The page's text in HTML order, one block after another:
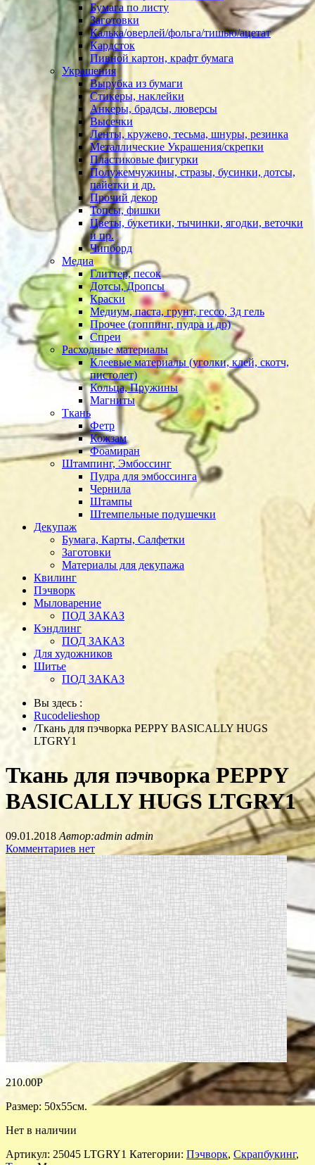
Бумага по листу
Заготовки
Калька/оверлей/фольга/тишью/ацетат
Кардсток
Пивной картон, крафт бумага
Украшения
Вырубка из бумаги
Стикеры, наклейки
Анкеры, брадсы, люверсы
Высечки
Ленты, кружево, тесьма, шнуры, резинка
Металлические Украшения/скрепки
Пластиковые фигурки
Полужемчужины, стразы, бусинки, дотсы,
пайетки и др.
Прочий декор
Топсы, фишки
Цветы, букетики, тычинки, ягодки, веточки
и пр.
Чипборд
Медиа
Глиттер, песок
Дотсы, Дропсы
Краски
Медиум, паста, грунт, гессо, 3д гель
Прочее (топпинг, пудра и др)
Спреи
Расходные материалы
Клеевые материалы (уголки, клей, скотч,
пистолет)
Кольца, Пружины
Магниты
Ткань
Фетр
Кожзам
Фоамиран
Штампинг, Эмбоссинг
Пудра для эмбоссинга
Чернила
Штампы
Штемпельные подушечки
Декупаж
Бумага, Карты, Салфетки
Заготовки
Материалы для декупажа
Квилинг
Пэчворк
Мыловарение
ПОД ЗАКАЗ
Кэндлинг
ПОД ЗАКАЗ
Для художников
Шитье
ПОД ЗАКАЗ
Вы здесь :
Rucodelieshop
/Ткань для пэчворка PEPPY BASICALLY HUGS
LTGRY1
Ткань для пэчворка PEPPY
BASICALLY HUGS LTGRY1
09.01.2018 Автор:admin admin
Комментариев нет
210.00Р
Размер: 50х55см.
Нет в наличии
Артикул: 25045 LTGRY1 Категории: Пэчворк, Скрапбукинг,